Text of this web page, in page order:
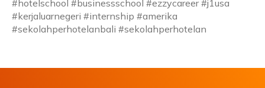
#hotelschool #businessschool #ezzycareer #j1usa
#kerjaluarnegeri #internship #amerika
#sekolahperhotelanbali #sekolahperhotelan